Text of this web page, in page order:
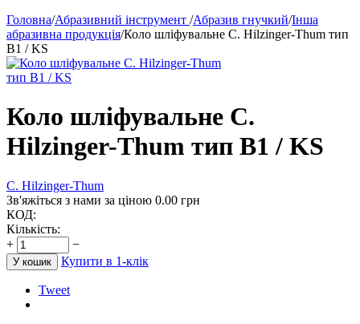
Головна/Абразивний інструмент /Абразив гнучкий/Інша
абразивна продукція/Коло шліфувальне C. Hilzinger-Thum тип
B1 / KS
Коло шліфувальне C.
Hilzinger-Thum тип B1 / KS
C. Hilzinger-Thum
Зв'яжіться з нами за ціною 0.00 грн
КОД:
Кількість:
+
−
У кошик Купити в 1-клік
Tweet